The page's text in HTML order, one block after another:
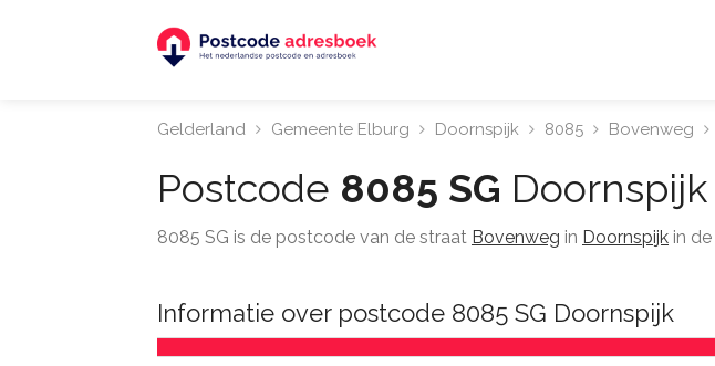
Gelderland Gemeente Elburg Doornspijk 8085 Bovenweg
Postcode 8085 SG Doornspijk
8085 SG is de postcode van de straat Bovenweg in Doornspijk in de
Informatie over postcode 8085 SG Doornspijk